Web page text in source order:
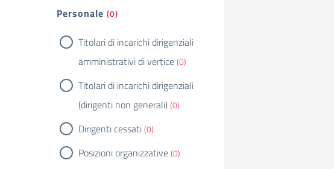
Personale (0)
Titolari di incarichi dirigenziali
amministrativi di vertice(0)
Titolari di incarichi dirigenziali
(dirigenti non generali)(0)
Dirigenti cessati(0)
Posizioni organizzative(0)